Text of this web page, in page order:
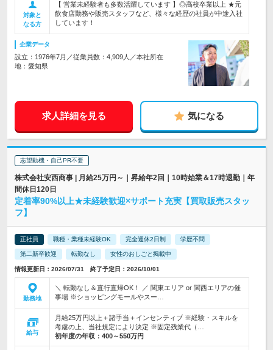
対象と
なる方
【 営業未経験者も多数活躍しています 】◎高校卒業以上 ★元
飲食店勤務や販売スタッフなど、様々な経歴の社員が中途入社
しています！
企業データ
設立：1976年7月／従業員数：4,909人／本社所在
地：愛知県
求人詳細を見る 気になる
志望動機・自己PR不要
株式会社安西商事 | 月給25万円～｜昇給年2回｜10時始業＆17時退勤｜年
間休日120日
定着率90%以上★未経験歓迎×サポート充実【買取販売スタッ
フ】
正社員 職種・業種未経験OK 完全週休2日制 学歴不問
第二新卒歓迎 転勤なし 女性のおしごと掲載中
情報更新日：2026/07/31 終了予定日：2026/10/01
勤務地
＼ 転勤なし＆直行直帰OK！ ／ 関東エリア or 関西エリアの催
事場 ※ショッピングモールやスー…
給与
月給25万円以上＋諸手当＋インセンティブ ※経験・スキルを
考慮の上、当社規定により決定 ※固定残業代（…
初年度の年収： 400～550万円